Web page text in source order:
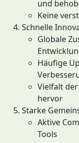
und
Keine
Schnelle
Globale
Häufige
Vielfalt
hervor
Starke
Aktive
Tools